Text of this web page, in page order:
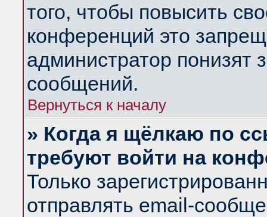
того, чтобы повысить
конференций это
администратор понизят
сообщений.
Вернуться к началу
» Когда я щёлкаю по
требуют войти на
Только
отправлять email-